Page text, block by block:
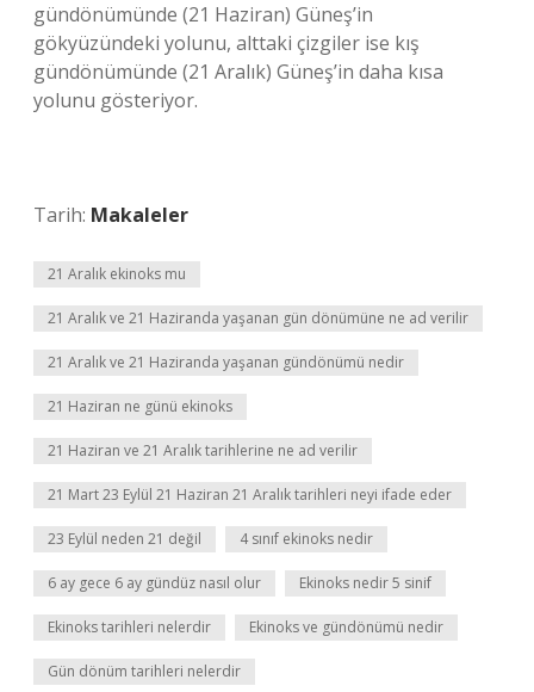
gündönümünde (21 Haziran) Güneş’in
gökyüzündeki yolunu, alttaki çizgiler ise kış
gündönümünde (21 Aralık) Güneş’in daha kısa
yolunu gösteriyor.
Tarih: Makaleler
21 Aralık ekinoks mu
21 Aralık ve 21 Haziranda yaşanan gün dönümüne ne ad verilir
21 Aralık ve 21 Haziranda yaşanan gündönümü nedir
21 Haziran ne günü ekinoks
21 Haziran ve 21 Aralık tarihlerine ne ad verilir
21 Mart 23 Eylül 21 Haziran 21 Aralık tarihleri neyi ifade eder
23 Eylül neden 21 değil 4 sınıf ekinoks nedir
6 ay gece 6 ay gündüz nasıl olur Ekinoks nedir 5 sinif
Ekinoks tarihleri nelerdir Ekinoks ve gündönümü nedir
Gün dönüm tarihleri nelerdir